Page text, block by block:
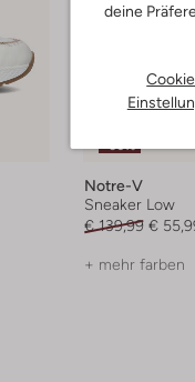
deine
-60%
Notre-V
Sneaker Low
€ 139,99 €
+ mehr farben